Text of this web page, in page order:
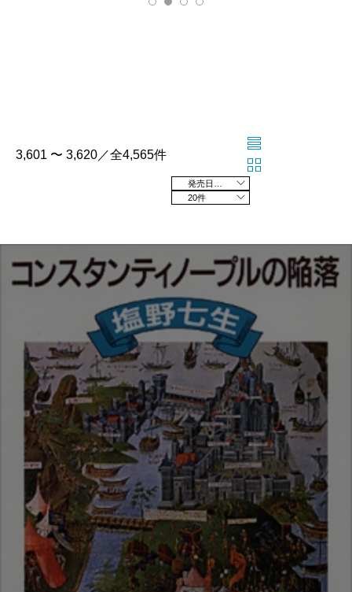
3,601 〜 3,620／全4,565件
20件